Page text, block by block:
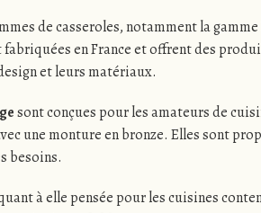
de casseroles, notamment la gamme
fabriquées en France et offrent des
et leurs matériaux.
sont conçues pour les amateurs de
une monture en bronze. Elles sont
besoins.
à elle pensée pour les cuisines